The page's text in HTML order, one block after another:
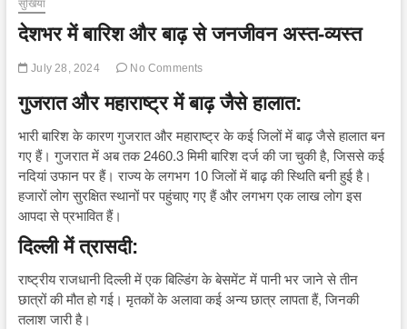
सुर्खियां
देशभर में बारिश और बाढ़ से जनजीवन अस्त-व्यस्त
July 28, 2024 No Comments
गुजरात और महाराष्ट्र में बाढ़ जैसे हालात:
भारी बारिश के कारण गुजरात और महाराष्ट्र के कई जिलों में बाढ़ जैसे हालात बन
गए हैं। गुजरात में अब तक 2460.3 मिमी बारिश दर्ज की जा चुकी है, जिससे कई
नदियां उफान पर हैं। राज्य के लगभग 10 जिलों में बाढ़ की स्थिति बनी हुई है।
हजारों लोग सुरक्षित स्थानों पर पहुंचाए गए हैं और लगभग एक लाख लोग इस
आपदा से प्रभावित हैं।
दिल्ली में त्रासदी:
राष्ट्रीय राजधानी दिल्ली में एक बिल्डिंग के बेसमेंट में पानी भर जाने से तीन
छात्रों की मौत हो गई। मृतकों के अलावा कई अन्य छात्र लापता हैं, जिनकी
तलाश जारी है।